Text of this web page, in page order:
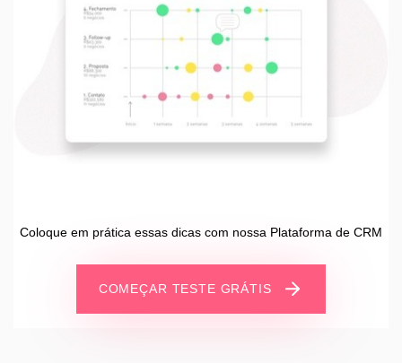
Coloque em prática essas dicas com nossa Plataforma de CRM
COMEÇAR TESTE GRÁTIS